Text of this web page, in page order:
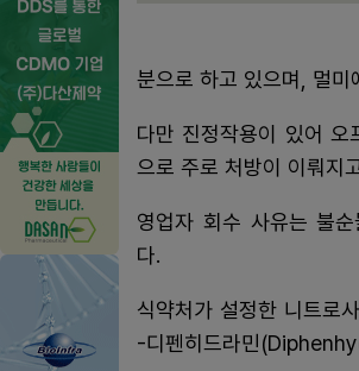
분으로 하고 있으며, 멀미
다만 진정작용이 있어 오
으로 주로 처방이 이뤄지
영업자 회수 사유는 불
다.
식약처가 설정한 니트로
-디펜히드라민